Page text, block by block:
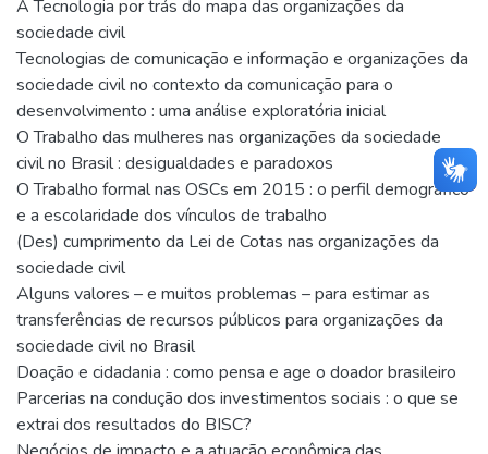
A Tecnologia por trás do mapa das organizações da
sociedade civil
Tecnologias de comunicação e informação e organizações da
sociedade civil no contexto da comunicação para o
desenvolvimento : uma análise exploratória inicial
O Trabalho das mulheres nas organizações da sociedade
civil no Brasil : desigualdades e paradoxos
O Trabalho formal nas OSCs em 2015 : o perfil demográfico
e a escolaridade dos vínculos de trabalho
(Des) cumprimento da Lei de Cotas nas organizações da
sociedade civil
Alguns valores – e muitos problemas – para estimar as
transferências de recursos públicos para organizações da
sociedade civil no Brasil
Doação e cidadania : como pensa e age o doador brasileiro
Parcerias na condução dos investimentos sociais : o que se
extrai dos resultados do BISC?